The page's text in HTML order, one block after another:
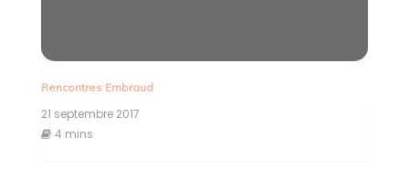
Rencontres Embraud
21 septembre 2017
4 mins